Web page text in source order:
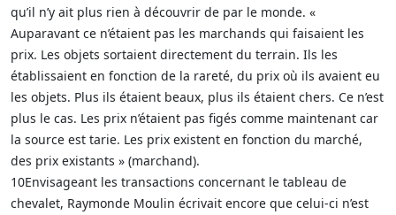
qu’il n’y ait plus rien à découvrir de par le monde. «
Auparavant ce n’étaient pas les marchands qui faisaient les
prix. Les objets sortaient directement du terrain. Ils les
établissaient en fonction de la rareté, du prix où ils avaient eu
les objets. Plus ils étaient beaux, plus ils étaient chers. Ce n’est
plus le cas. Les prix n’étaient pas figés comme maintenant car
la source est tarie. Les prix existent en fonction du marché,
des prix existants » (marchand).
10Envisageant les transactions concernant le tableau de
chevalet, Raymonde Moulin écrivait encore que celui-ci n’est